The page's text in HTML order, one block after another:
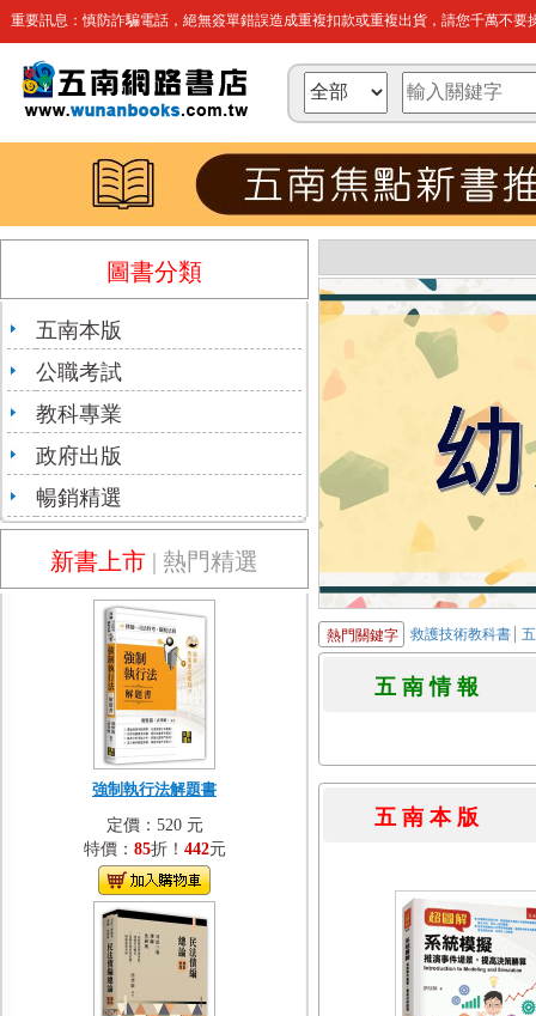
重要訊息：慎防詐騙電話，絕無簽單錯誤造成重複扣款或重複出貨，請您千萬不要
圖書分類
五南本版
公職考試
教科專業
政府出版
暢銷精選
新書上市 | 熱門精選
強制執行法解題書
定價：520 元
特價： 85折！ 442元
熱門關鍵字 救護技術教科書
五 南 情
五 南 本